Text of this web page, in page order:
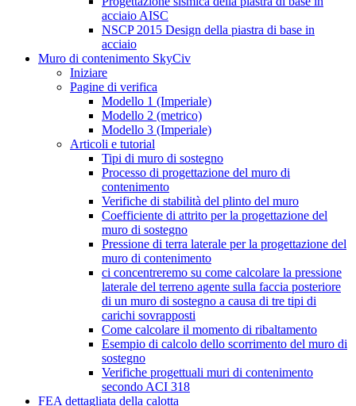
acciaio AISC
NSCP 2015 Design della piastra di base in
acciaio
Muro di contenimento SkyCiv
Iniziare
Pagine di verifica
Modello 1 (Imperiale)
Modello 2 (metrico)
Modello 3 (Imperiale)
Articoli e tutorial
Tipi di muro di sostegno
Processo di progettazione del muro di
contenimento
Verifiche di stabilità del plinto del muro
Coefficiente di attrito per la progettazione del
muro di sostegno
Pressione di terra laterale per la progettazione del
muro di contenimento
ci concentreremo su come calcolare la pressione
laterale del terreno agente sulla faccia posteriore
di un muro di sostegno a causa di tre tipi di
carichi sovrapposti
Come calcolare il momento di ribaltamento
Esempio di calcolo dello scorrimento del muro di
sostegno
Verifiche progettuali muri di contenimento
secondo ACI 318
FEA dettagliata della calotta